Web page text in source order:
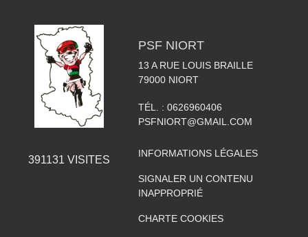
391131 VISITES
PSF NIORT
13 A RUE LOUIS BRAILLE
79000 NIORT
TÉL. : 0626960406
PSFNIORT@GMAIL.COM
INFORMATIONS LÉGALES
SIGNALER UN CONTENU
INAPPROPRIÉ
CHARTE COOKIES